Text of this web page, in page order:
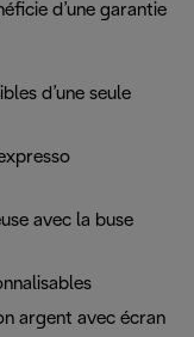
d’une garantie
d’une seule
avec la buse
argent avec écran